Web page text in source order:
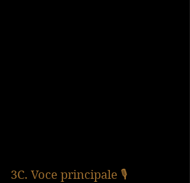
3C. Voce principale 🎙️